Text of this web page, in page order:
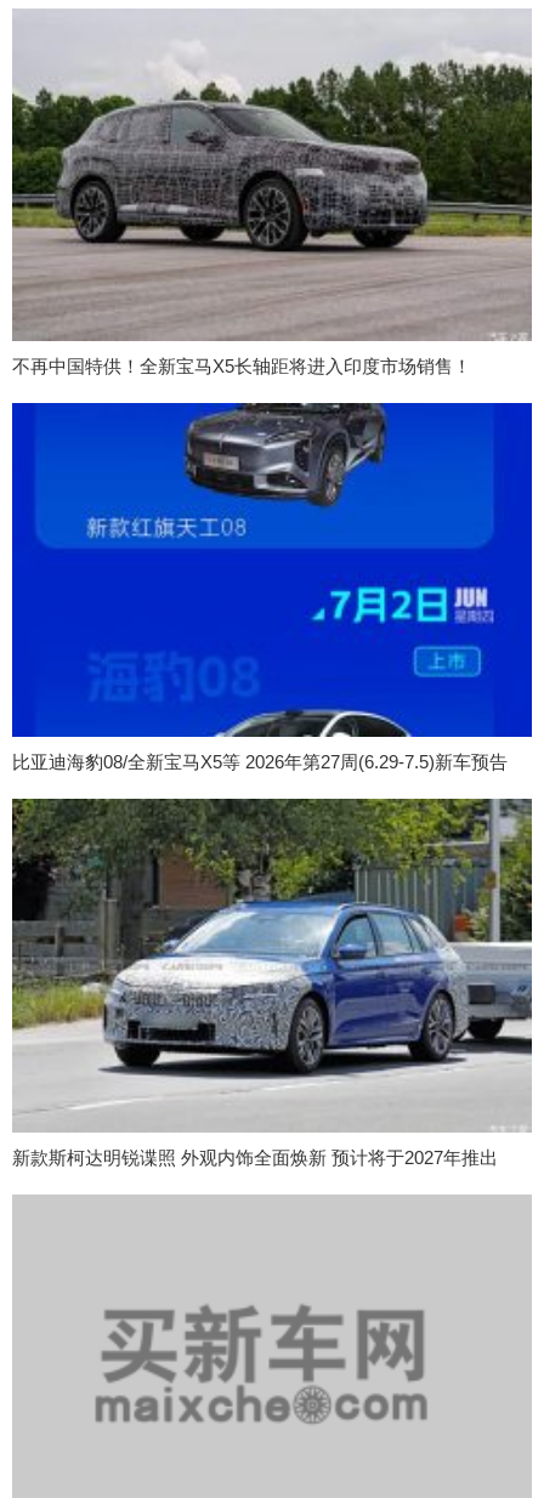
不再中国特供！全新宝马X5长轴距将进入印度市场销售！
比亚迪海豹08/全新宝马X5等 2026年第27周(6.29-7.5)新车预告
新款斯柯达明锐谍照 外观内饰全面焕新 预计将于2027年推出